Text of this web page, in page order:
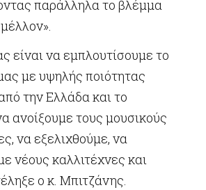
παράλληλα το βλέμμα
είναι να εμπλουτίσουμε το
με υψηλής ποιότητας
την Ελλάδα και το
ανοίξουμε τους μουσικούς
να εξελιχθούμε, να
νέους καλλιτέχνες και
ο κ. Μπιτζάνης.